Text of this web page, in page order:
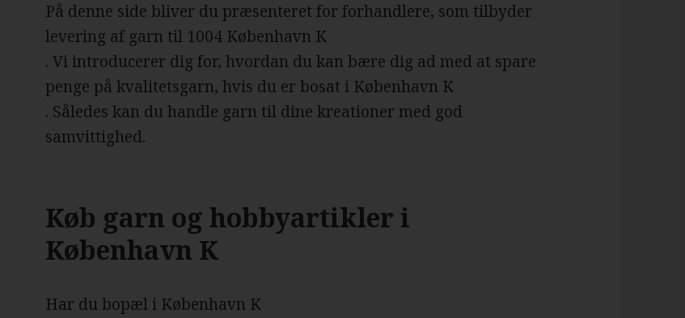
På denne side bliver du præsenteret for forhandlere, som tilbyder
levering af garn til 1004 København K
. Vi introducerer dig for, hvordan du kan bære dig ad med at spare
penge på kvalitetsgarn, hvis du er bosat i København K
. Således kan du handle garn til dine kreationer med god
samvittighed.
Køb garn og hobbyartikler i
København K
Har du bopæl i København K